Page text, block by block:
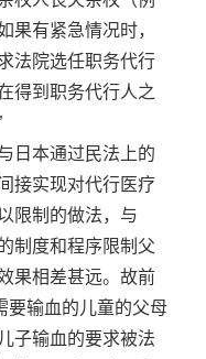
果有紧急情况时，
法院选任职务代行
得到职务代行人之
本通过民法上的
接实现对代行医疗
限制的做法，与
制度和程序限制父
果相差甚远。故前
要输血的儿童的父母
子输血的要求被法